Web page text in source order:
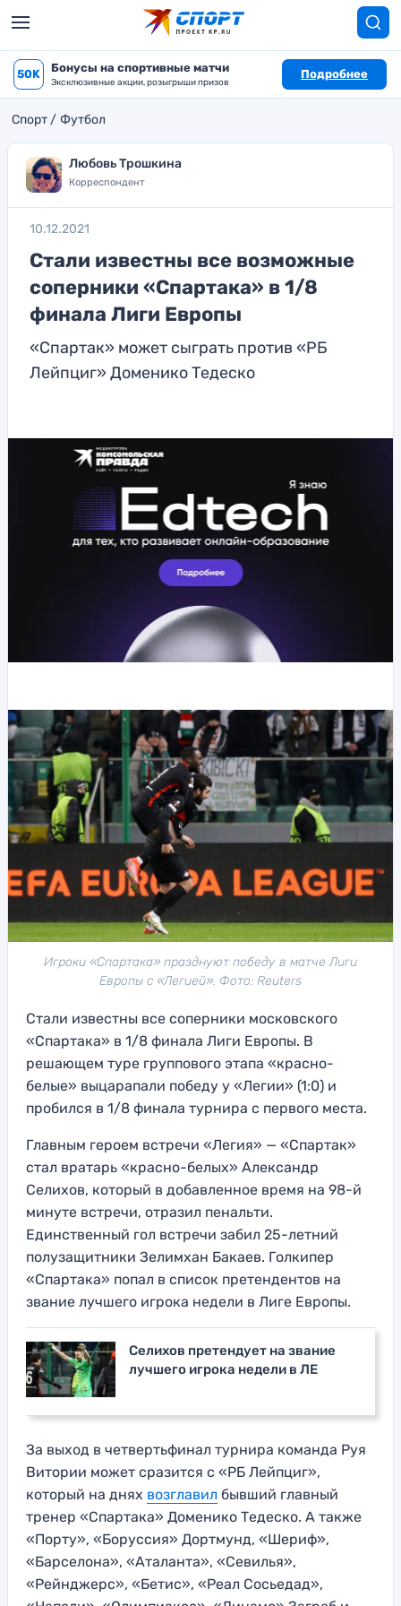
50K Бонусы на спортивные матчи
Эксклюзивные акции, розыгрыши призов
Подробнее
Спорт Футбол
Любовь Трошкина
Корреспондент
10.12.2021
Стали известны все возможные
соперники «Спартака» в 1/8
финала Лиги Европы
«Спартак» может сыграть против «РБ
Лейпциг» Доменико Тедеско
Игроки «Спартака» празднуют победу в матче Лиги
Европы с «Легией». Фото: Reuters
Стали известны все соперники московского
«Спартака» в 1/8 финала Лиги Европы. В
решающем туре группового этапа «красно-
белые» выцарапали победу у «Легии» (1:0) и
пробился в 1/8 финала турнира с первого места.
Главным героем встречи «Легия» — «Спартак»
стал вратарь «красно-белых» Александр
Селихов, который в добавленное время на 98-й
минуте встречи, отразил пенальти.
Единственный гол встречи забил 25-летний
полузащитники Зелимхан Бакаев. Голкипер
«Спартака» попал в список претендентов на
звание лучшего игрока недели в Лиге Европы.
Селихов претендует на звание
лучшего игрока недели в ЛЕ
За выход в четвертьфинал турнира команда Руя
Витории может сразится с «РБ Лейпциг»,
который на днях возглавил бывший главный
тренер «Спартака» Доменико Тедеско. А также
«Порту», «Боруссия» Дортмунд, «Шериф»,
«Барселона», «Аталанта», «Севилья»,
«Рейнджерс», «Бетис», «Реал Сосьедад»,